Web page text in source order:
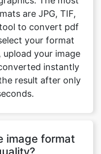
your image
instantly
result after only
image format
from pdf to webp
the quality in any